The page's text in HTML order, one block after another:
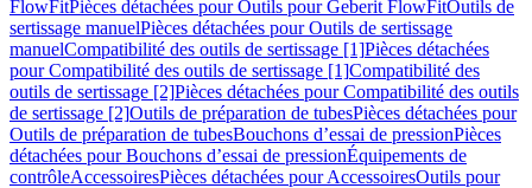
FlowFitPièces détachées pour Outils pour Geberit FlowFitOutils de
sertissage manuelPièces détachées pour Outils de sertissage
manuelCompatibilité des outils de sertissage [1]Pièces détachées
pour Compatibilité des outils de sertissage [1]Compatibilité des
outils de sertissage [2]Pièces détachées pour Compatibilité des outils
de sertissage [2]Outils de préparation de tubesPièces détachées pour
Outils de préparation de tubesBouchons d’essai de pressionPièces
détachées pour Bouchons d’essai de pressionÉquipements de
contrôleAccessoiresPièces détachées pour AccessoiresOutils pour